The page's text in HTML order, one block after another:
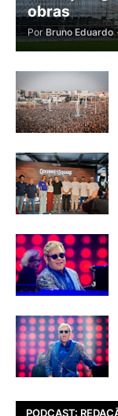
obras
Por Bruno Eduardo
PODCAST: